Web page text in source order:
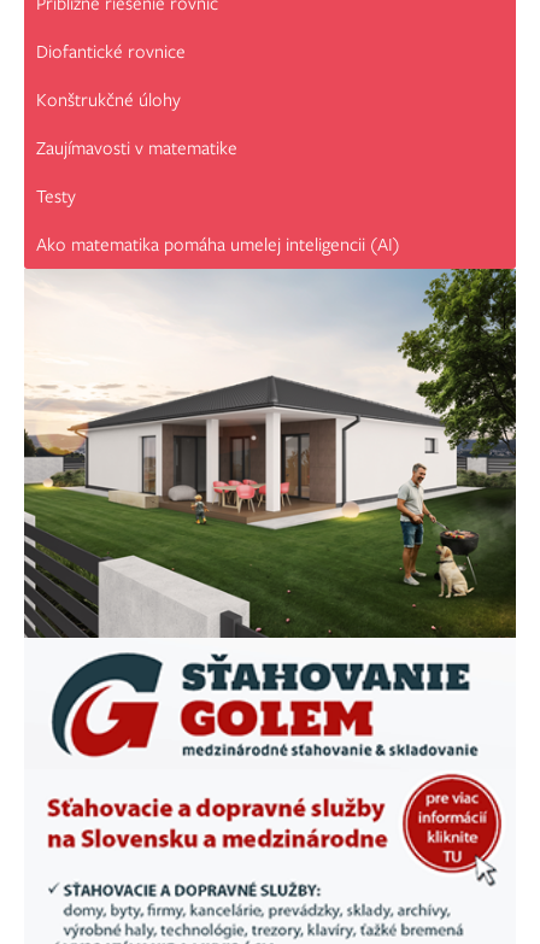
Diofantické rovnice
Konštrukčné úlohy
Zaujímavosti v matematike
Testy
Ako matematika pomáha umelej inteligencii (AI)